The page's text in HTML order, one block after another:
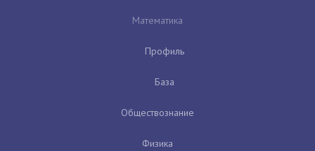
Математика
Профиль
База
Обществознание
Физика